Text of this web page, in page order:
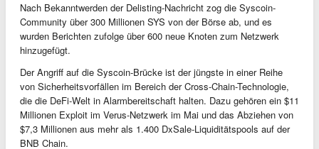
Nach Bekanntwerden der Delisting-Nachricht zog die Syscoin-
Community über 300 Millionen SYS von der Börse ab, und es
wurden Berichten zufolge über 600 neue Knoten zum Netzwerk
hinzugefügt.
Der Angriff auf die Syscoin-Brücke ist der jüngste in einer Reihe
von Sicherheitsvorfällen im Bereich der Cross-Chain-Technologie,
die die DeFi-Welt in Alarmbereitschaft halten. Dazu gehören ein $11
Millionen Exploit im Verus-Netzwerk im Mai und das Abziehen von
$7,3 Millionen aus mehr als 1.400 DxSale-Liquiditätspools auf der
BNB Chain.